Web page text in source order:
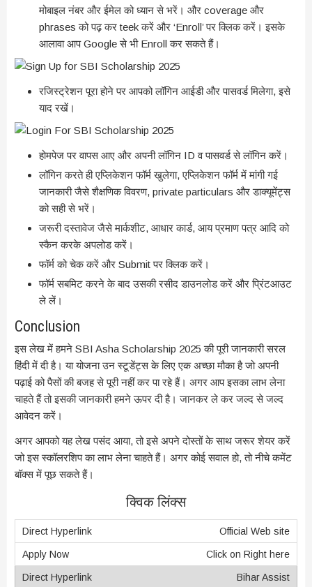
मोबाइल नंबर और ईमेल को ध्यान से भरें। और coverage और
phrases को पढ़ कर teek करें और ‘Enroll’ पर क्लिक करें। इसके
आलावा आप Google से भी Enroll कर सकते हैं।
रजिस्ट्रेशन पूरा होने पर आपको लॉगिन आईडी और पासवर्ड मिलेगा, इसे
याद रखें।
होमपेज पर वापस आए और अपनी लॉगिन ID व पासवर्ड से लॉगिन करें।
लॉगिन करते ही एप्लिकेशन फॉर्म खुलेगा, एप्लिकेशन फॉर्म में मांगी गई
जानकारी जैसे शैक्षणिक विवरण, private particulars और डाक्यूमेंट्स
को सही से भरें।
जरूरी दस्तावेज जैसे मार्कशीट, आधार कार्ड, आय प्रमाण पत्र आदि को
स्कैन करके अपलोड करें।
फॉर्म को चेक करें और Submit पर क्लिक करें।
फॉर्म सबमिट करने के बाद उसकी रसीद डाउनलोड करें और प्रिंटआउट
ले लें।
Conclusion
इस लेख में हमने SBI Asha Scholarship 2025 की पूरी जानकारी सरल
हिंदी में दी है। या योजना उन स्टूडेंट्स के लिए एक अच्छा मौका है जो अपनी
पढ़ाई को पैसों की बजह से पूरी नहीं कर पा रहे हैं। अगर आप इसका लाभ लेना
चाहते हैं तो इसकी जानकारी हमने ऊपर दी है। जानकर ले कर जल्द से जल्द
आवेदन करें।
अगर आपको यह लेख पसंद आया, तो इसे अपने दोस्तों के साथ जरूर शेयर करें
जो इस स्कॉलरशिप का लाभ लेना चाहते हैं। अगर कोई सवाल हो, तो नीचे कमेंट
बॉक्स में पूछ सकते हैं।
क्विक लिंक्स
Official Web site
Click on Right here
Bihar Assist